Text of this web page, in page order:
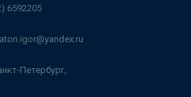
6592205
Петербург,